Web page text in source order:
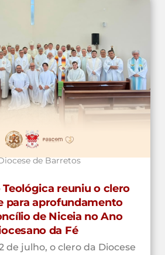
de Barretos
reuniu o clero
para aprofundamento
de Niceia no Ano
da Fé
de julho, o clero da Diocese